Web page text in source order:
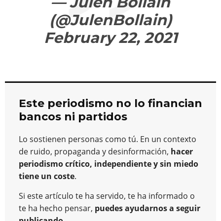
(@JulenBollain)
February 22, 2021
Este periodismo no lo financian
bancos ni partidos
Lo sostienen personas como tú. En un contexto
de ruido, propaganda y desinformación, hacer
periodismo crítico, independiente y sin miedo
tiene un coste.
Si este artículo te ha servido, te ha informado o
te ha hecho pensar, puedes ayudarnos a seguir